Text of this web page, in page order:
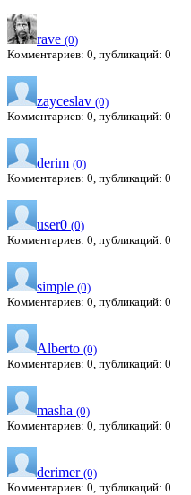
rave (0)
Комментариев: 0, публикаций: 0
zayceslav (0)
Комментариев: 0, публикаций: 0
derim (0)
Комментариев: 0, публикаций: 0
user0 (0)
Комментариев: 0, публикаций: 0
simple (0)
Комментариев: 0, публикаций: 0
Alberto (0)
Комментариев: 0, публикаций: 0
masha (0)
Комментариев: 0, публикаций: 0
derimer (0)
Комментариев: 0, публикаций: 0